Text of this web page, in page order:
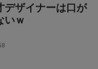
デザイナーは口が
いｗ